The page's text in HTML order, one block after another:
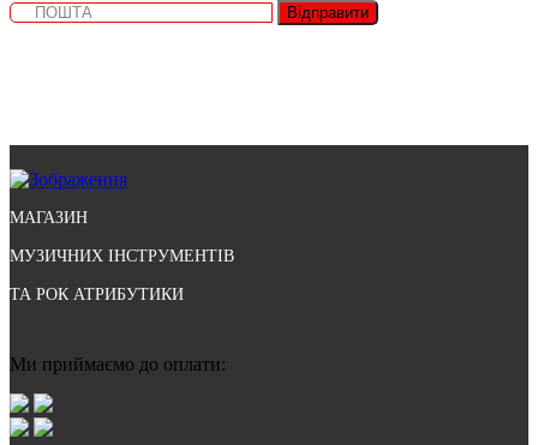
Відправити
МАГАЗИН
МУЗИЧНИХ ІНСТРУМЕНТІВ
ТА РОК АТРИБУТИКИ
Ми приймаємо до оплати: